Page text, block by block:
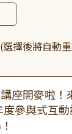
(選擇後將自動
座開麥啦！
度參與式互